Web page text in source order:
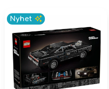
Nyhet